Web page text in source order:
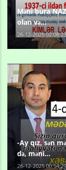
Məni bura
olan və...
26-12-2025 02:08:23
-Ay qız, sən
də, məni...
26-12-2025 00:54:29